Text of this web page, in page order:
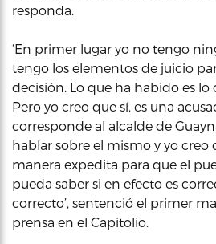
responda.
‘En primer lugar yo no tengo
tengo los elementos de juicio
decisión. Lo que ha habido es lo
Pero yo creo que sí, es una
corresponde al alcalde de
hablar sobre el mismo y yo creo
manera expedita para que el
pueda saber si en efecto es
correcto’, sentenció el primer
prensa en el Capitolio.